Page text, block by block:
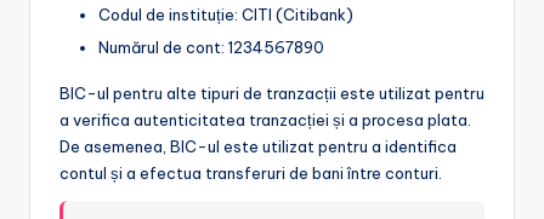
Codul de instituție: CITI (Citibank)
Numărul de cont: 1234567890
BIC-ul pentru alte tipuri de tranzacții este utilizat pentru
a verifica autenticitatea tranzacției și a procesa plata.
De asemenea, BIC-ul este utilizat pentru a identifica
contul și a efectua transferuri de bani între conturi.